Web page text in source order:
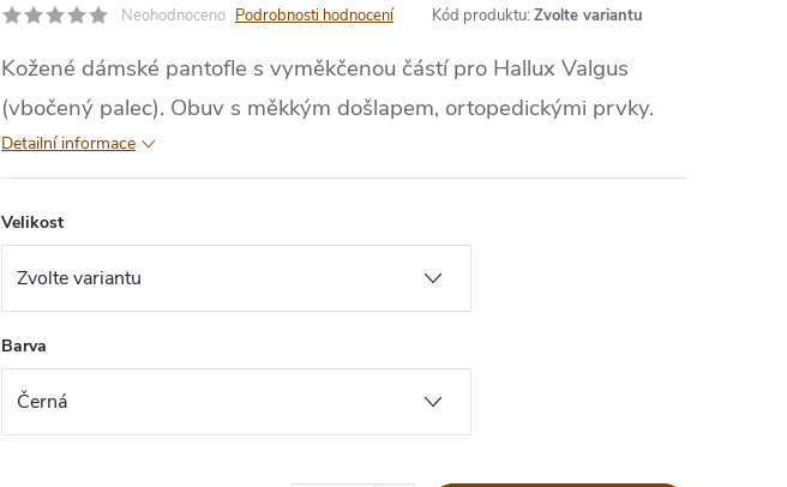
Neohodnoceno Podrobnosti hodnocení Kód produktu: Zvolte variantu
Kožené dámské pantofle s vyměkčenou částí pro Hallux Valgus
(vbočený palec). Obuv s měkkým došlapem, ortopedickými prvky.
Detailní informace
Velikost
Barva